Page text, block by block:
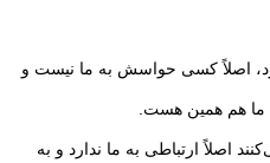
اصلاً کسی حواسش به ما نیست و
ما هم همین هست.
اصلاً ارتباطی به ما ندارد و به